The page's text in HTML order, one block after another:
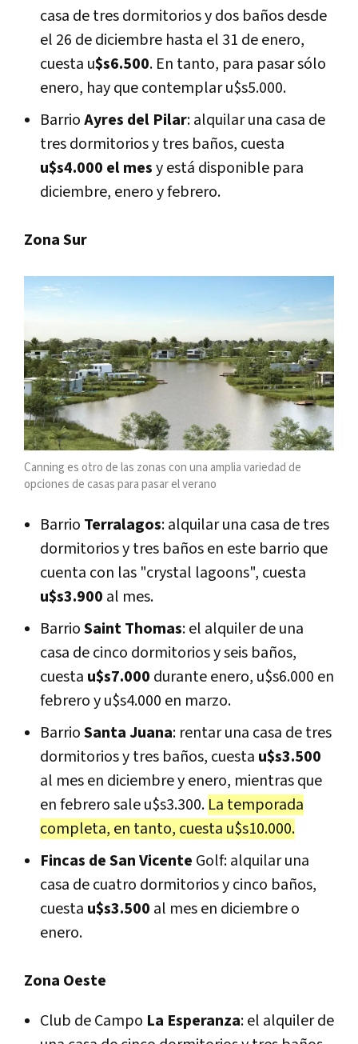
casa de tres dormitorios y dos baños desde
el 26 de diciembre hasta el 31 de enero,
cuesta u$s6.500. En tanto, para pasar sólo
enero, hay que contemplar u$s5.000.
BarrioAyres del Pilar: alquilar una casa de
tres dormitorios y tres baños, cuesta
u$s4.000 el mesy está disponible para
diciembre, enero y febrero.
Zona Sur
Canning es otro de las zonas con una amplia variedad de
opciones de casas para pasar el verano
Barrio Terralagos: alquilar una casa de tres
dormitorios y tres baños en este barrio que
cuenta con las "crystal lagoons", cuesta
u$s3.900 al mes.
BarrioSaint Thomas: el alquiler de una
casa de cinco dormitorios y seis baños,
cuesta u$s7.000 durante enero, u$s6.000 en
febrero y u$s4.000 en marzo.
BarrioSanta Juana: rentar una casa de tres
dormitorios y tres baños, cuesta u$s3.500
al mes en diciembre y enero, mientras que
en febrero sale u$s3.300. La temporada
completa, en tanto, cuesta u$s10.000.
Fincas de San Vicente Golf: alquilar una
casa de cuatro dormitorios y cinco baños,
cuesta u$s3.500 al mes en diciembre o
enero.
Zona Oeste
Club de Campo La Esperanza: el alquiler de